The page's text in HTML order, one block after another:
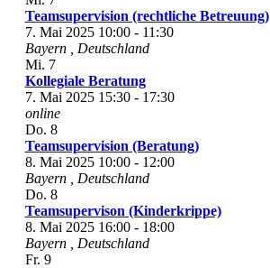
Teamsupervision (rechtliche Betreuung)
7. Mai 2025 10:00- 11:30
Bayern
, Deutschland
Mi. 7
Kollegiale Beratung
7. Mai 2025 15:30- 17:30
online
Do. 8
Teamsupervision (Beratung)
8. Mai 2025 10:00- 12:00
Bayern
, Deutschland
Do. 8
Teamsupervison (Kinderkrippe)
8. Mai 2025 16:00- 18:00
Bayern
, Deutschland
Fr. 9